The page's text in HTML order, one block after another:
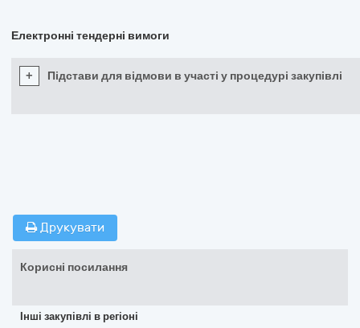
Електронні тендерні вимоги
+ Підстави для відмови в участі у процедурі закупівлі
Друкувати
Корисні посилання
Інші закупівлі в регіоні